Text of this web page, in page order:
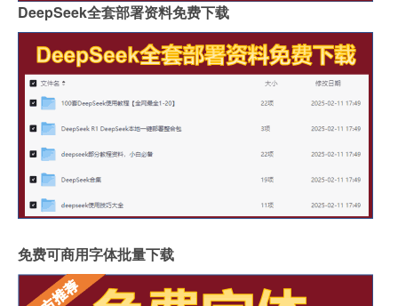
DeepSeek全套部署资料免费下载
免费可商用字体批量下载